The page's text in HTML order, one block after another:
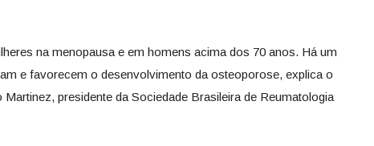
na menopausa e em homens acima dos 70 anos. Há um
e favorecem o desenvolvimento da osteoporose, explica o
presidente da Sociedade Brasileira de Reumatologia